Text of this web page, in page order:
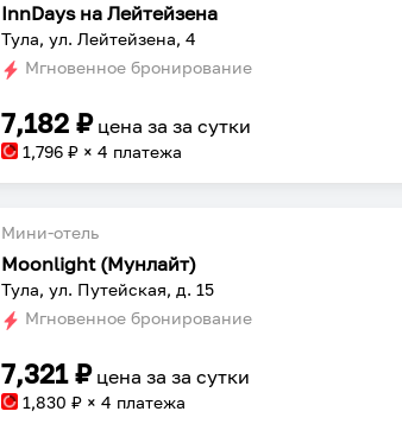
InnDays на Лейтейзена
Тула, ул. Лейтейзена, 4
Мгновенное бронирование
7,182 ₽ цена заза сутки
1,796 ₽ × 4 платежа
Мини-отель
Moonlight (Мунлайт)
Тула, ул. Путейская, д. 15
Мгновенное бронирование
7,321₽ цена заза сутки
1,830 ₽ × 4 платежа